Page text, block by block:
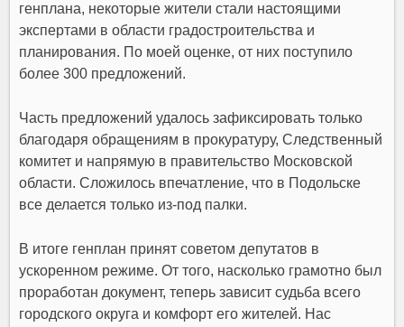
генплана, некоторые жители стали настоящими
экспертами в области градостроительства и
планирования. По моей оценке, от них поступило
более 300 предложений.
Часть предложений удалось зафиксировать только
благодаря обращениям в прокуратуру, Следственный
комитет и напрямую в правительство Московской
области. Сложилось впечатление, что в Подольске
все делается только из-под палки.
В итоге генплан принят советом депутатов в
ускоренном режиме. От того, насколько грамотно был
проработан документ, теперь зависит судьба всего
городского округа и комфорт его жителей. Нас